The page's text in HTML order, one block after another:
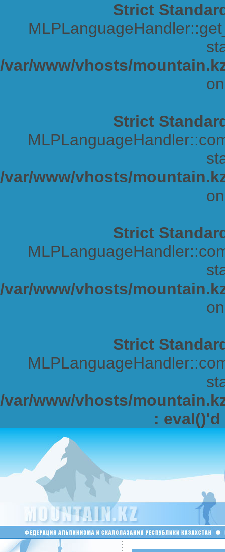
Strict
/var/www/vhosts/
Strict
/var/www/vhosts/
Strict
/var/www/vhosts/
Strict
/var/www/vhosts/
: